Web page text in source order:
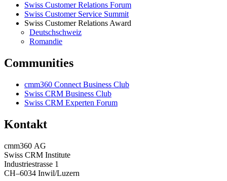
Swiss Customer Relations Forum
Swiss Customer Service Summit
Swiss Customer Relations Award
Deutschschweiz
Romandie
Communities
cmm360 Connect Business Club
Swiss CRM Business Club
Swiss CRM Experten Forum
Kontakt
cmm360 AG
Swiss CRM Institute
Industriestrasse 1
CH–6034 Inwil/Luzern